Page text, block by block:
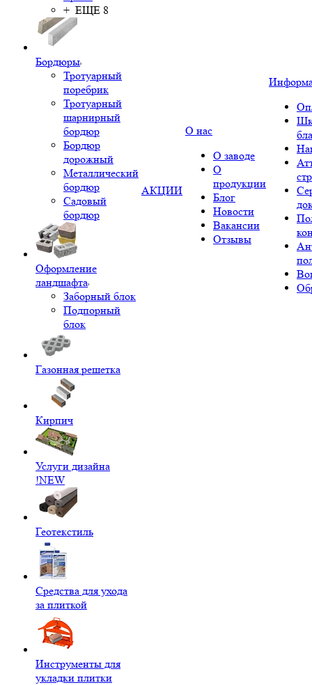
+ ЕЩЕ 8
Бордюры
Тротуарный
поребрик
Тротуарный
шарнирный
бордюр
Бордюр
дорожный
Металлический
бордюр
Садовый
бордюр
Оформление
ландшафта
Заборный блок
Подпорный
блок
Газонная решетка
Кирпич
Услуги дизайна
!NEW
Геотекстиль
Средства для ухода
за плиткой
Инструменты для
укладки плитки
АКЦИИ
О нас
О заводе
О
продукции
Блог
Новости
Вакансии
Отзывы